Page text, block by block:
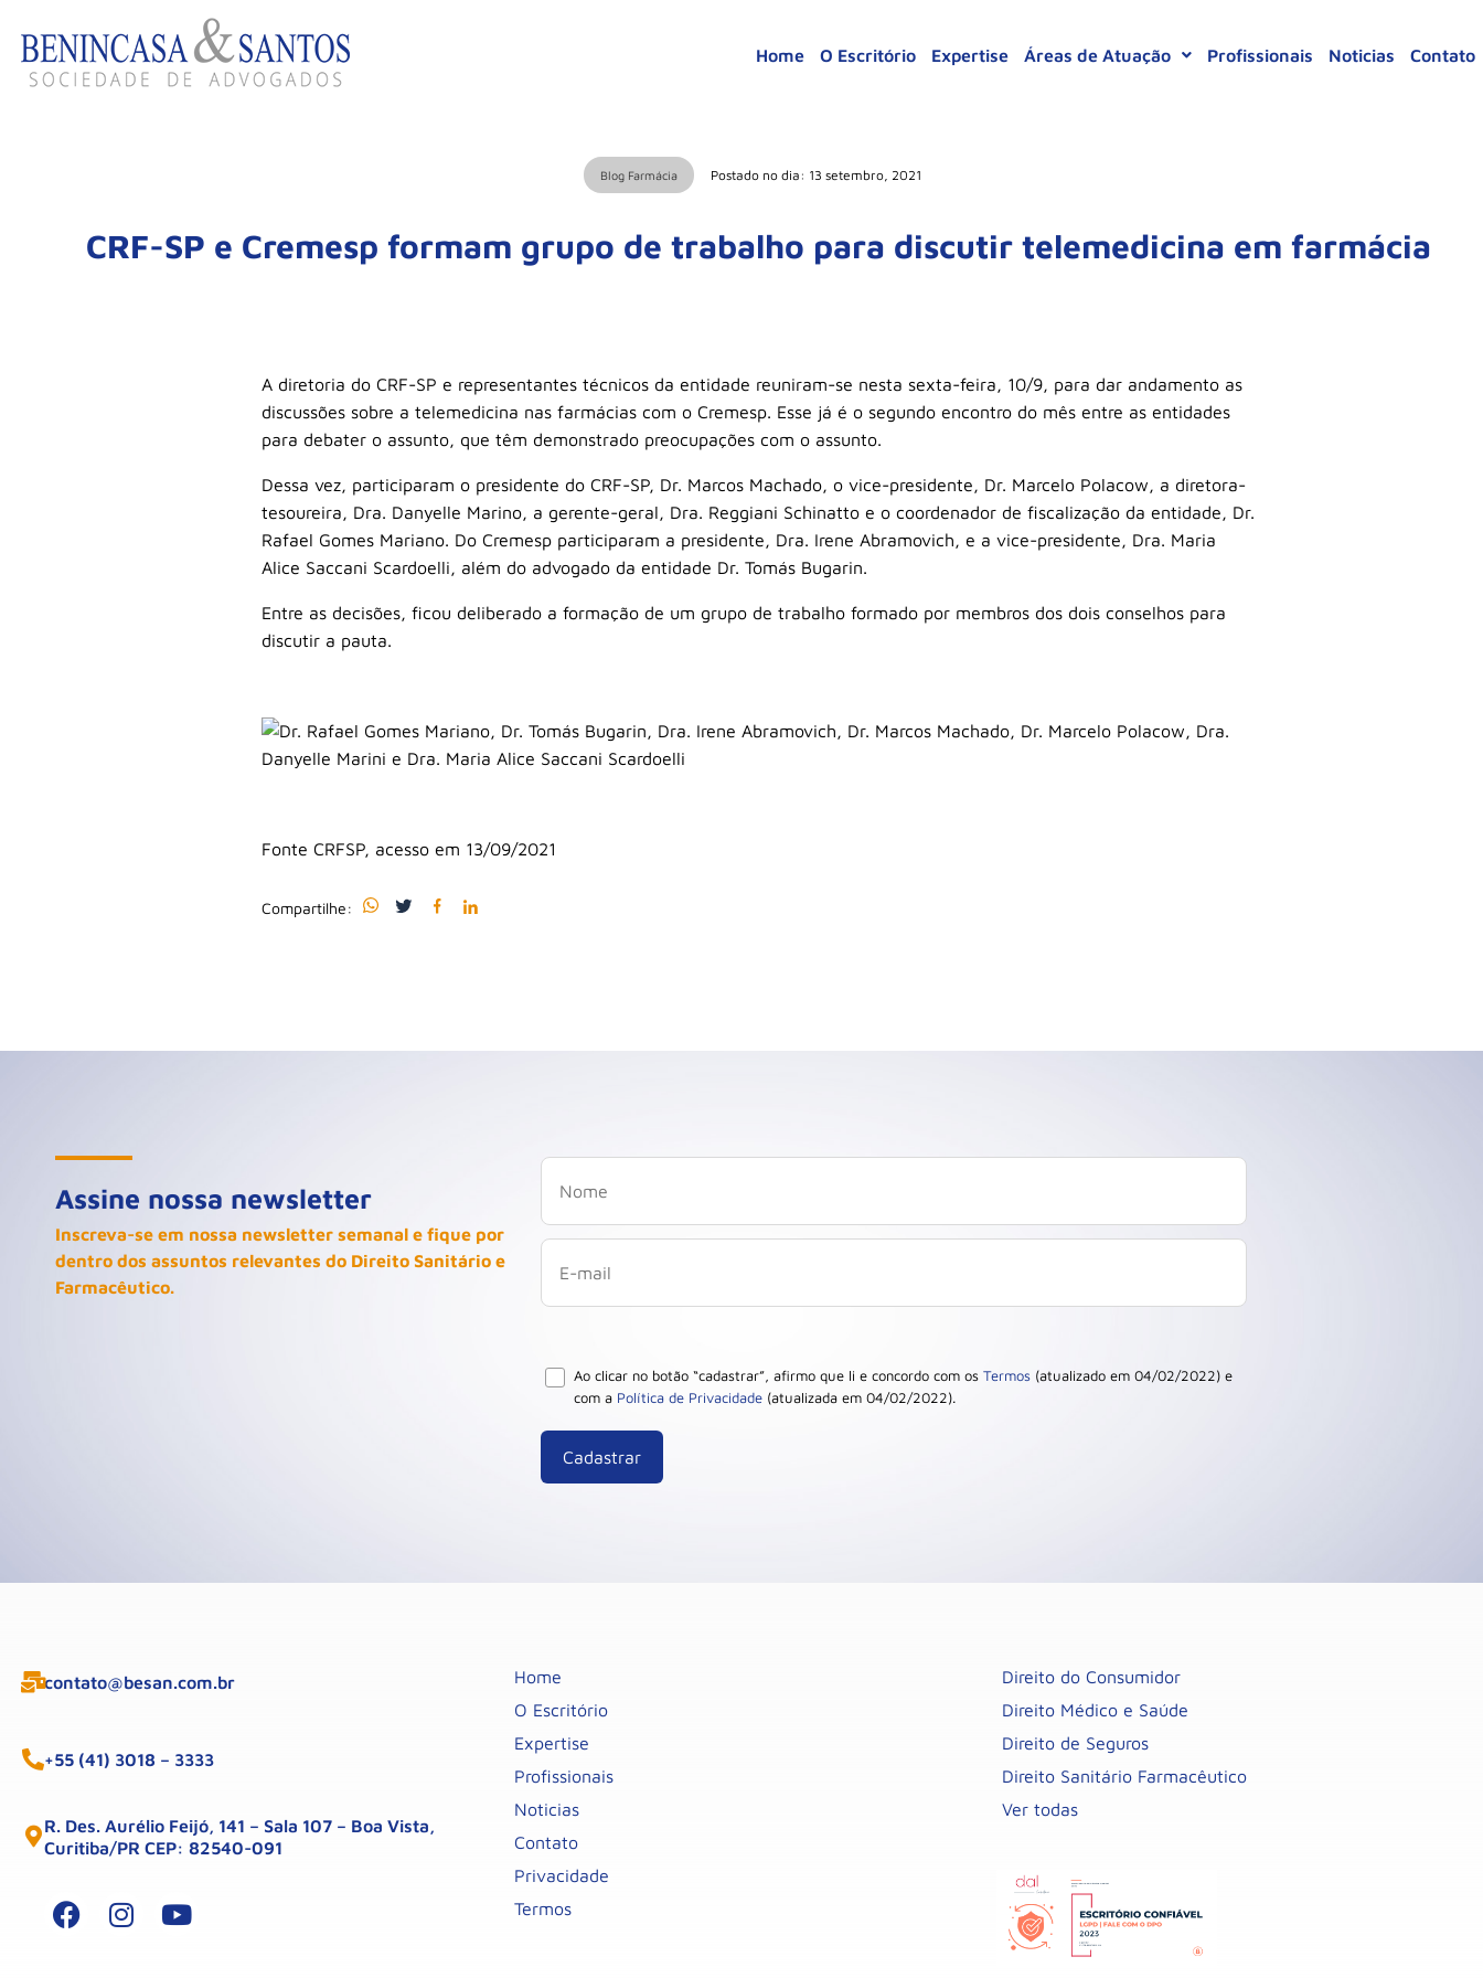
Home O Escritório Expertise Áreas de Atuação Profissionais Noticias Contato
Blog Farmácia Postado no dia: 13 setembro, 2021
CRF-SP e Cremesp formam grupo de trabalho para discutir telemedicina em farmácia
A diretoria do CRF-SP e representantes técnicos da entidade reuniram-se nesta sexta-feira, 10/9, para dar andamento as
discussões sobre a telemedicina nas farmácias com o Cremesp. Esse já é o segundo encontro do mês entre as entidades
para debater o assunto, que têm demonstrado preocupações com o assunto.
Dessa vez, participaram o presidente do CRF-SP, Dr. Marcos Machado, o vice-presidente, Dr. Marcelo Polacow, a diretora-
tesoureira, Dra. Danyelle Marino, a gerente-geral, Dra. Reggiani Schinatto e o coordenador de fiscalização da entidade, Dr.
Rafael Gomes Mariano. Do Cremesp participaram a presidente, Dra. Irene Abramovich, e a vice-presidente, Dra. Maria
Alice Saccani Scardoelli, além do advogado da entidade Dr. Tomás Bugarin.
Entre as decisões, ficou deliberado a formação de um grupo de trabalho formado por membros dos dois conselhos para
discutir a pauta.
Fonte CRFSP, acesso em 13/09/2021
Compartilhe:
Assine nossa newsletter
Inscreva-se em nossa newsletter semanal e fique por
dentro dos assuntos relevantes do Direito Sanitário e
Farmacêutico.
Ao clicar no botão “cadastrar”, afirmo que li e concordo com os Termos (atualizado em 04/02/2022) e
com a Política de Privacidade (atualizada em 04/02/2022).
contato@besan.com.br
+55 (41) 3018 – 3333
R. Des. Aurélio Feijó, 141 – Sala 107 – Boa Vista,
Curitiba/PR CEP: 82540-091
Home
O Escritório
Expertise
Profissionais
Noticias
Contato
Privacidade
Termos
Direito do Consumidor
Direito Médico e Saúde
Direito de Seguros
Direito Sanitário Farmacêutico
Ver todas